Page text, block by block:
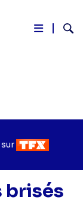
sur Chaîne
diffusion
brisés